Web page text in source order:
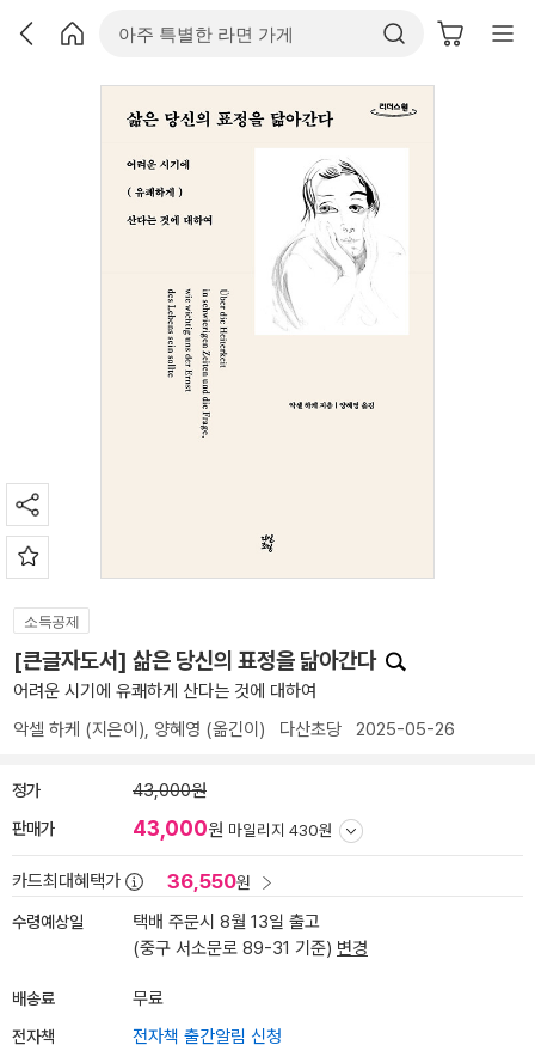
소득공제
[큰글자도서] 삶은 당신의 표정을 닮아간다
어려운 시기에 유쾌하게 산다는 것에 대하여
악셀 하케 (지은이), 양혜영 (옮긴이) 다산초당 2025-05-26
정가 43,000원
판매가 43,000원 마일리지 430원
카드최대혜택가 36,550원
수령예상일
택배 주문시 8월 13일 출고
(중구 서소문로 89-31 기준) 변경
배송료 무료
전자책 전자책 출간알림 신청